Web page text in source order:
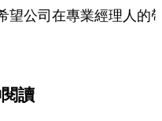
望公司在專業經理人的
讀